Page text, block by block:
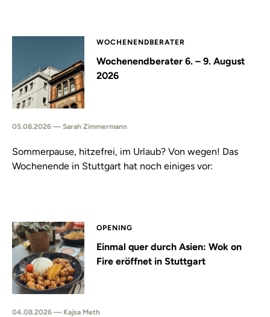
WOCHENENDBERATER
Wochenendberater 6. – 9. August
2026
05.08.2026 — Sarah Zimmermann
Sommerpause, hitzefrei, im Urlaub? Von wegen! Das
Wochenende in Stuttgart hat noch einiges vor:
OPENING
Einmal quer durch Asien: Wok on
Fire eröffnet in Stuttgart
04.08.2026 — Kajsa Meth